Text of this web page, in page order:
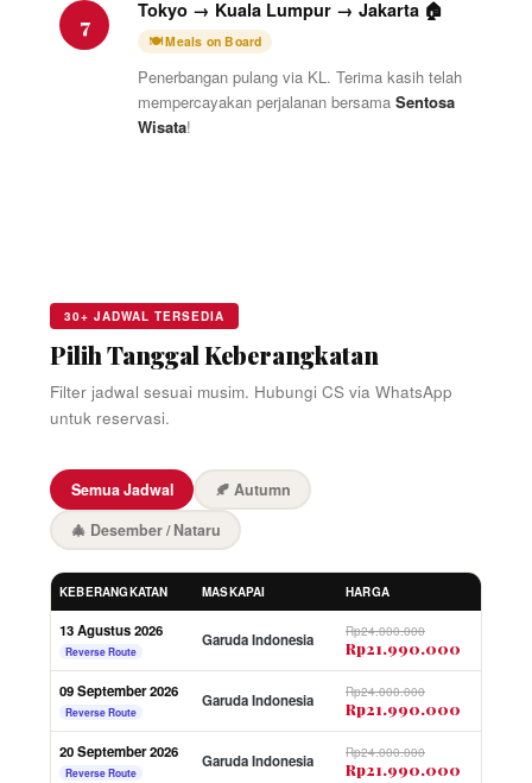
7
Tokyo → Kuala Lumpur → Jakarta 🏠
🍽 Meals on Board
Penerbangan pulang via KL. Terima kasih telah
mempercayakan perjalanan bersama Sentosa
Wisata!
30+ JADWAL TERSEDIA
Pilih Tanggal Keberangkatan
Filter jadwal sesuai musim. Hubungi CS via WhatsApp
untuk reservasi.
Semua Jadwal
🍂 Autumn
🎄 Desember / Nataru
KEBERANGKATAN MASKAPAI HARGA
13 Agustus 2026
Reverse Route
Garuda Indonesia Rp24.000.000
Rp21.990.000
09 September 2026
Reverse Route
Garuda Indonesia Rp24.000.000
Rp21.990.000
20 September 2026
Reverse Route
Garuda Indonesia Rp24.000.000
Rp21.990.000